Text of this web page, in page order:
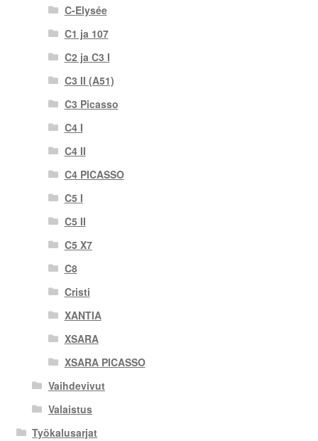
C-Elysée
C1 ja 107
C2 ja C3 I
C3 II (A51)
C3 Picasso
C4 I
C4 II
C4 PICASSO
C5 I
C5 II
C5 X7
C8
Cristi
XANTIA
XSARA
XSARA PICASSO
Vaihdevivut
Valaistus
Työkalusarjat